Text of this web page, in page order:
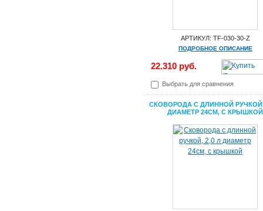
АРТИКУЛ: TF-030-30-Z
ПОДРОБНОЕ ОПИСАНИЕ
22.310 руб.
Выбрать для сравнения
СКОВОРОДА С ДЛИННОЙ РУЧКОЙ,
ДИАМЕТР 24СМ, С КРЫШКОЙ